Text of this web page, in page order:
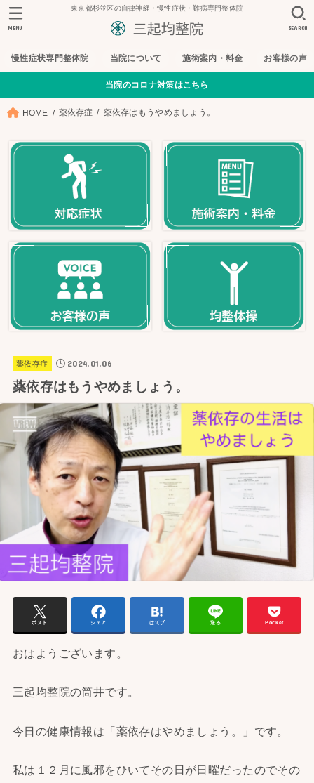
東京都杉並区の自律神経・慢性症状・難病専門整体院
慢性症状専門整体院 当院について 施術案内・料金 お客様の声
SEARCH
MENU
当院のコロナ対策はこちら
HOME 薬依存症 薬依存はもうやめましょう。
薬依存症 2024.01.06
薬依存はもうやめましょう。
ポスト シェア はてブ 送る Pocket
おはようございます。
三起均整院の筒井です。
今日の健康情報は「薬依存はやめましょう。」です。
私は１２月に風邪をひいてその日が日曜だったのでその